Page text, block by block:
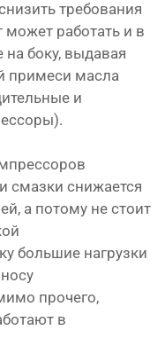
требования
работать и в
боку, выдавая
примеси масла
и
смазки снижается
а потому не стоит
большие нагрузки
прочего,
в